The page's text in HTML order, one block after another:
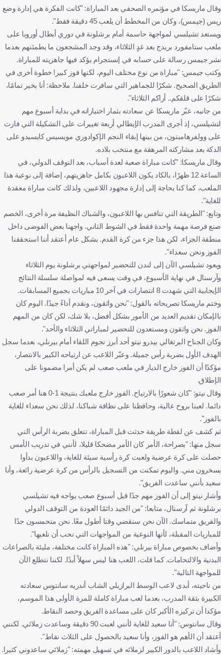
وقال ماريسكا في مؤتمره الصحفي بعد المباراة: "كانت الفكرة هي إدارة وضع
ريس (جيمس)، وكان من المخطط أن يلعب 45 دقيقة فقط".
ويستعد تشيلسي لمواجهة حاسمة أمام برشلونة في دوري أبطال أوروبا على
ملعب ستامفورد بريدج بعد غدٍ الثلاثاء، وقد وجد المشجعون ما يطمئنهم بعدما
نشر جيمس رسالة على حسابه في إنستجرام يؤكد فيها جاهزيته للمباراة.
وكتب جيمس: "مباراة من نوع مختلف اليوم، لكنها فوز كبير! خطوة أخرى في
الطريق الصحيح. شكرًا للجماهير التي سافرت خلفنا. ملاحظة: أنا بخير تمامًا،
شكرًا على قلقكم.. أراكم الثلاثاء".
من جانبه، عبّر ماريسكا عن سعادته بثمار اختياراته في بداية أسبوع مهم
لتشيلسي، إذ أجرى المدرب الإيطالي أربعة تغييرات على التشكيلة التي فازت
على وولفرهامبتون، من بينها إبقاء النجم الإكوادوري مويسيس كايسيدو على
الدكة بعد مشاركته المرهقة مع منتخب بلاده.
وقال ماريسكا: "كانت مباراة صعبة لعدة أسباب، بعد التوقف الدولي، في
الساعة 12 ظهرًا، بالكاد يكون اللاعبون بكامل جاهزيتهم، إضافة إلى نوعية هذا
الملعب، كما كنا بحاجة إلى إدارة مجهود اللاعبين، ولذلك كانت مباراة معقدة
للغاية".
وتابع: "الطريقة التي تنافس بها اللاعبون، والشباك النظيفة مرة أخرى، الخصم
صنع فرصة مهمة واحدة فقط في الشوط الثاني. واجهنا بعض الفوضى داخل
منطقة الجزاء، لكن هذا جزء من كرة القدم. بشكل عام أعتقد أننا استحققنا
الفوز ونحن سعداء".
ويعود تشيلسي الآن إلى لندن للتحضير لمواجهتي برشلونة يوم الثلاثاء
وآرسنال في نهاية الأسبوع، في وقت يسعى فيه لمواصلة سلسلة النتائج
الإيجابية التي شهدت 8 انتصارات في آخر 10 مباريات بجميع المسابقات.
وختم ماريسكا تصريحاته بالقول: "نحن واثقون، ونقدم أداءً جيدًا. اليوم كان
بالإمكان تقديم العديد من الأمور بشكل أفضل، بلا شك، لكن كان من المهم
الفوز. نحن واثقون ومستعدون للتحضير لمباراتي الثلاثاء والأحد".
وكان الجناح البرتغالي بيدرو نيتو أحد أبرز نجوم اللقاء أمام بيرنلي، بعدما سجل
الهدف الأول بضربة رأس جميلة. وعبّر اللاعب عن ارتياحه الكبير بالانتصار،
مؤكدًا أن الفوز خارج الديار في ملعب صعب لم يكن أمرا مضمونا على
الإطلاق.
وقال نيتو: "كان شعورًا بالارتياح. الفوز خارج ملعبك بنتيجة 1-0 هنا أمر صعب
دائما. لعبنا بروح عالية، وحافظنا على نظافة شباكنا، لذلك نحن سعداء للغاية
بالفوز".
ثم كشف عن لقطة طريفة حدثت قبل المباراة، تتعلق بضربة الرأس التي
سجل منها: "بصراحة، الأمر كان الأمر مضحكا قليلا، لأنني في تدريب الأمس
حصلت على كرة عرضية ولعبت كرة رأسية سيئة للغاية، واللاعبون بدأوا
يسخرون مني. واليوم تمكنت من التسجيل بالرأس من كرة عرضية رائعة، وأنا
سعيد بأنني ساعدت الفريق".
وأشار نيتو إلى أن الفوز مهم جدًا قبل أسبوع صعب يواجه فيه تشيلسي
برشلونة ثم آرسنال، متابعا: "من الجيد دائمًا العودة من التوقف الدولي
والفريق متماسك. الآن نحن سنقضي وقتا أطول معًا. نحن متحمسون جدًا
للمباريات المقبلة، لأنها النوعية من المواجهات التي نحب أن نلعبها".
وأضاف بخصوص مباراة بيرنلي: "هذه المباراة كانت مختلفة، مليئة بالصراعات
البدنية والالتحامات. كما قلت، اللعب هنا ليس سهلاً أبدًا. لكننا نتطلع الآن
للمواجهة التالية".
من ناحيته، أبدى لاعب الوسط البرازيلي الشاب أندريه سانتوس سعادته
الكبيرة بثقة المدرب، بعدما لعب مباراة كاملة للمرة الأولى هذا الموسم،
مؤكدا أن تركيزه الأكبر كان على مساعدة الفريق وحصد النقاط.
وقال سانتوس: "أنا سعيد للغاية لأنني لعبت 90 دقيقة وساعدت زملائي. لكنني
أعتقد أن الأهم هو الفوز، وأنا سعيد بالحصول على الثلاث نقاط".
وأشاد اللاعب بالدور الكبير لزملائه في تسهيل مهمته: "زملائي ساعدوني كثيرا.